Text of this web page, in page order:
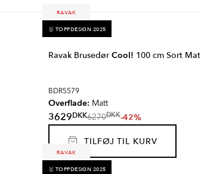
RAVAK
🥇 TOPPDESIGN 2025
Ravak Brusedør Cool! 100 cm Sort Mat
BDR5579
Overflade: Matt
3629DKK6270DKK-42%
TILFØJ TIL KURV
RAVAK
🥇 TOPPDESIGN 2025